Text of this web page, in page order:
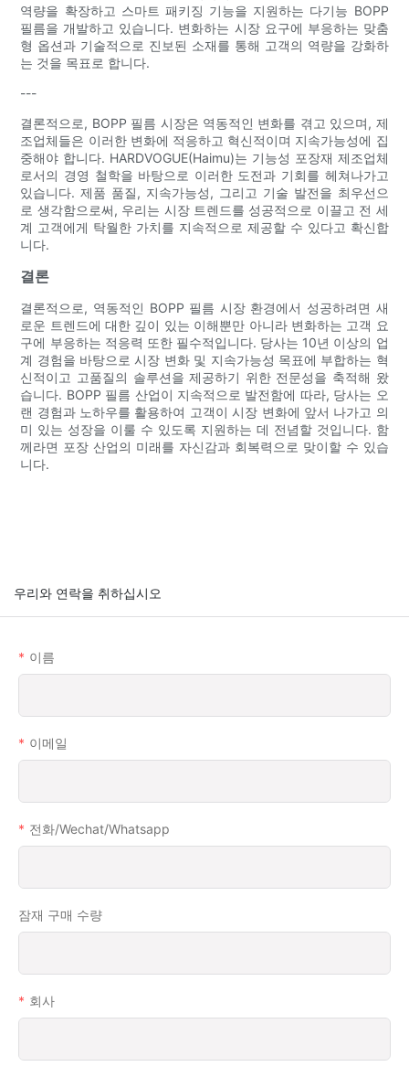
역량을 확장하고 스마트 패키징 기능을 지원하는 다기능 BOPP
필름을 개발하고 있습니다. 변화하는 시장 요구에 부응하는 맞춤
형 옵션과 기술적으로 진보된 소재를 통해 고객의 역량을 강화하
는 것을 목표로 합니다.
---
결론적으로, BOPP 필름 시장은 역동적인 변화를 겪고 있으며, 제
조업체들은 이러한 변화에 적응하고 혁신적이며 지속가능성에 집
중해야 합니다. HARDVOGUE(Haimu)는 기능성 포장재 제조업체
로서의 경영 철학을 바탕으로 이러한 도전과 기회를 헤쳐나가고
있습니다. 제품 품질, 지속가능성, 그리고 기술 발전을 최우선으
로 생각함으로써, 우리는 시장 트렌드를 성공적으로 이끌고 전 세
계 고객에게 탁월한 가치를 지속적으로 제공할 수 있다고 확신합
니다.
결론
결론적으로, 역동적인 BOPP 필름 시장 환경에서 성공하려면 새
로운 트렌드에 대한 깊이 있는 이해뿐만 아니라 변화하는 고객 요
구에 부응하는 적응력 또한 필수적입니다. 당사는 10년 이상의 업
계 경험을 바탕으로 시장 변화 및 지속가능성 목표에 부합하는 혁
신적이고 고품질의 솔루션을 제공하기 위한 전문성을 축적해 왔
습니다. BOPP 필름 산업이 지속적으로 발전함에 따라, 당사는 오
랜 경험과 노하우를 활용하여 고객이 시장 변화에 앞서 나가고 의
미 있는 성장을 이룰 수 있도록 지원하는 데 전념할 것입니다. 함
께라면 포장 산업의 미래를 자신감과 회복력으로 맞이할 수 있습
니다.
우리와 연락을 취하십시오
이름
이메일
전화/wechat/whatsapp
잠재 구매 수량
회사